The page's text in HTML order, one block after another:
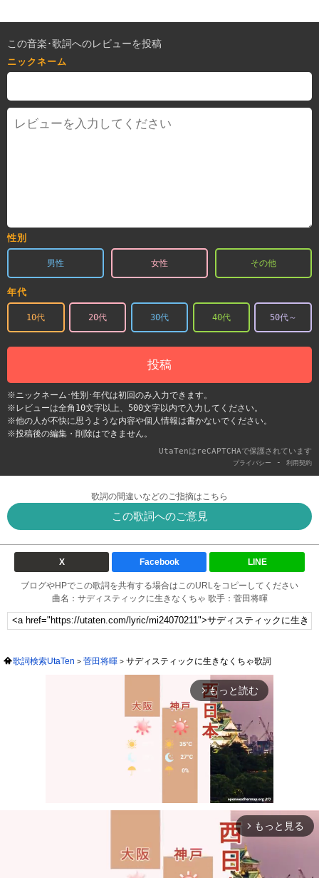
この音楽･歌詞へのレビューを投稿
ニックネーム
性別
男性 女性 その他
年代
10代 20代 30代 40代 50代～
投稿
※ニックネーム･性別･年代は初回のみ入力できます。
※レビューは全角10文字以上、500文字以内で入力してください。
※他の人が不快に思うような内容や個人情報は書かないでください。
※投稿後の編集・削除はできません。
UtaTenはreCAPTCHAで保護されています
プライバシー - 利用契約
歌詞の間違いなどのご指摘はこちら
この歌詞へのご意見
X Facebook LINE
ブログやHPでこの歌詞を共有する場合はこのURLをコピーしてください
曲名：サディスティックに生きなくちゃ 歌手：菅田将暉
歌詞検索UtaTen 菅田将暉 サディスティックに生きなくちゃ歌詞
arrow_forward_ios もっと読む
Mute
arrow_forward_ios もっと見る